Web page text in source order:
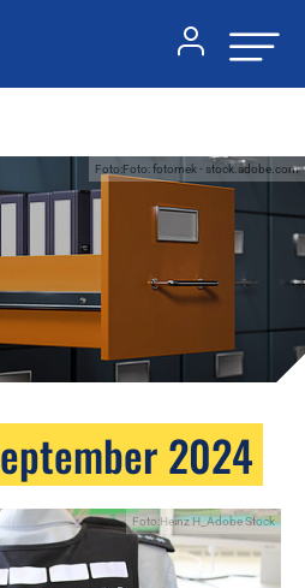
Foto:Foto: fotomek - stock.adobe.com
2024
Foto:Heinz H_Adobe Stock